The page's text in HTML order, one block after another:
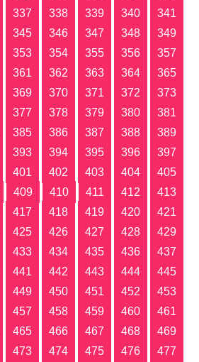
337 338 339 340
341
345 346 347 348
349
353 354 355 356
357
361 362 363 364
365
369 370 371 372
373
377 378 379 380
381
385 386 387 388
389
393 394 395 396
397
401 402 403 404
405
409 410 411 412
413
417 418 419 420
421
425 426 427 428
429
433 434 435 436
437
441 442 443 444
445
449 450 451 452
453
457 458 459 460
461
465 466 467 468
469
473 474 475 476
477